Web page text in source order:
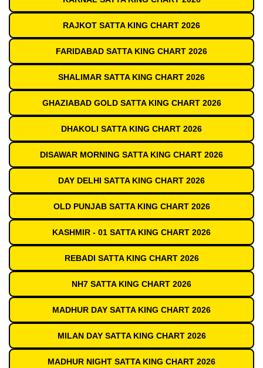
RAJKOT SATTA KING CHART 2026
FARIDABAD SATTA KING CHART 2026
SHALIMAR SATTA KING CHART 2026
GHAZIABAD GOLD SATTA KING CHART 2026
DHAKOLI SATTA KING CHART 2026
DISAWAR MORNING SATTA KING CHART 2026
DAY DELHI SATTA KING CHART 2026
OLD PUNJAB SATTA KING CHART 2026
KASHMIR - 01 SATTA KING CHART 2026
REBADI SATTA KING CHART 2026
NH7 SATTA KING CHART 2026
MADHUR DAY SATTA KING CHART 2026
MILAN DAY SATTA KING CHART 2026
MADHUR NIGHT SATTA KING CHART 2026